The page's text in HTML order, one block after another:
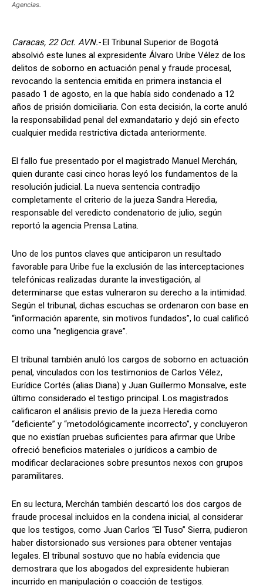
Agencias.
Caracas, 22 Oct. AVN.- El Tribunal Superior de Bogotá
absolvió este lunes al expresidente Álvaro Uribe Vélez de los
delitos de soborno en actuación penal y fraude procesal,
revocando la sentencia emitida en primera instancia el
pasado 1 de agosto, en la que había sido condenado a 12
años de prisión domiciliaria. Con esta decisión, la corte anuló
la responsabilidad penal del exmandatario y dejó sin efecto
cualquier medida restrictiva dictada anteriormente.
El fallo fue presentado por el magistrado Manuel Merchán,
quien durante casi cinco horas leyó los fundamentos de la
resolución judicial. La nueva sentencia contradijo
completamente el criterio de la jueza Sandra Heredia,
responsable del veredicto condenatorio de julio, según
reportó la agencia Prensa Latina.
Uno de los puntos claves que anticiparon un resultado
favorable para Uribe fue la exclusión de las interceptaciones
telefónicas realizadas durante la investigación, al
determinarse que estas vulneraron su derecho a la intimidad.
Según el tribunal, dichas escuchas se ordenaron con base en
“información aparente, sin motivos fundados”, lo cual calificó
como una “negligencia grave”.
El tribunal también anuló los cargos de soborno en actuación
penal, vinculados con los testimonios de Carlos Vélez,
Eurídice Cortés (alias Diana) y Juan Guillermo Monsalve, este
último considerado el testigo principal. Los magistrados
calificaron el análisis previo de la jueza Heredia como
“deficiente” y “metodológicamente incorrecto”, y concluyeron
que no existían pruebas suficientes para afirmar que Uribe
ofreció beneficios materiales o jurídicos a cambio de
modificar declaraciones sobre presuntos nexos con grupos
paramilitares.
En su lectura, Merchán también descartó los dos cargos de
fraude procesal incluidos en la condena inicial, al considerar
que los testigos, como Juan Carlos “El Tuso” Sierra, pudieron
haber distorsionado sus versiones para obtener ventajas
legales. El tribunal sostuvo que no había evidencia que
demostrara que los abogados del expresidente hubieran
incurrido en manipulación o coacción de testigos.